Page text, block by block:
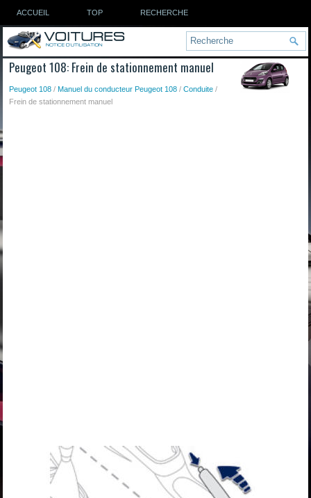
ACCUEIL TOP RECHERCHE
Peugeot 108: Frein de stationnement manuel
Peugeot 108 /Manuel du conducteur Peugeot 108 /Conduite /
Frein de stationnement manuel